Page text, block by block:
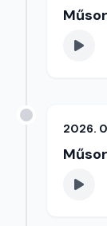
2026.